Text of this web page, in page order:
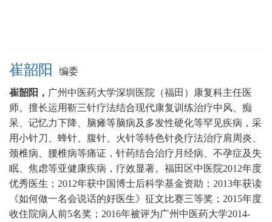
崔韶阳 编委
崔韶阳， 广州中医药大学深圳医院（福田）康复科主任医
师。 擅长运用靳三针疗法结合现代康复训练治疗中风、痴
呆、记忆力下降、脑瘫等脑病及多发性硬化等罕见疾病，采
用小针刀、蜂针、腹针、火针等特色针灸疗法治疗肩周炎、
颈椎病、腰椎病等痛证，针药结合治疗月经病、不孕症及失
眠、焦虑等亚健康疾病，疗效显著。 福田区中医院2012年度
优秀医生；2012年获中国博士后科学基金资助；2013年获读
《如何做一名会说话的好医生》征文比赛三等奖；2015年度
收住院病人前5名奖；2016年被评为广州中医药大学2014-